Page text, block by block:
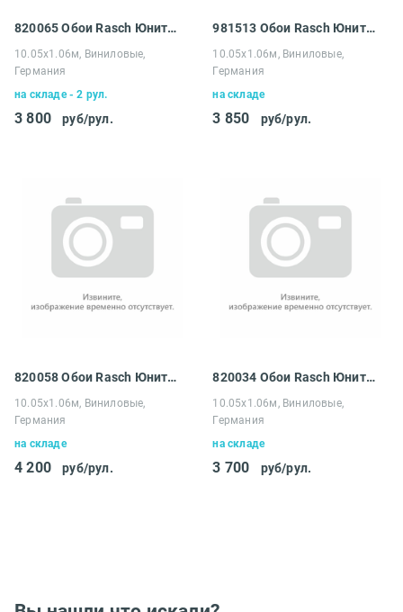
820065 Обои Rasch Юнитекс
10.05х1.06м, Виниловые,
Германия
на складе - 2 рул.
3 800 руб/рул.
981513 Обои Rasch Юнитекс
10.05х1.06м, Виниловые,
Германия
на складе
3 850 руб/рул.
820058 Обои Rasch Юнитекс
10.05х1.06м, Виниловые,
Германия
на складе
4 200 руб/рул.
820034 Обои Rasch Юнитекс
10.05х1.06м, Виниловые,
Германия
на складе
3 700 руб/рул.